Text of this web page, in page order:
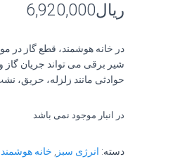
ریال6,920,000
در خانه هوشمند، قطع گاز در
شیر برقی می تواند جریان
حوادثی مانند زلزله، حریق،
در انبار موجود نمی باشد
دسته: انرژی سبز
خانه هوشمند